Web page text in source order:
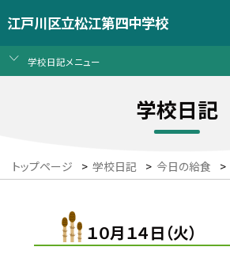
江戸川区立松江第四中学校
学校日記メニュー
学校日記
トップページ > 学校日記 > 今日の給食 >
１０月１４日（火）